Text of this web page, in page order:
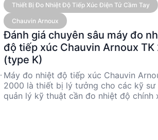
Thiết Bị Đo Nhiệt Độ Tiếp Xúc Điện Tử Cầm Tay
Chauvin Arnoux
Đánh giá chuyên sâu máy đo
độ tiếp xúc Chauvin Arnoux TK
(type K)
Máy đo nhiệt độ tiếp xúc Chauvin
2000 là thiết bị lý tưởng cho các kỹ sư
quản lý kỹ thuật cần đo nhiệt độ chính